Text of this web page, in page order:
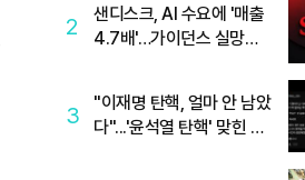
2
샌디스크, AI 수요에 '매출
4.7배'…가이던스 실망에
3
"이재명 탄핵, 얼마 안 남았
다"...'윤석열 탄핵' 맞힌 무